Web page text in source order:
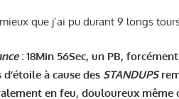
que j’ai pu durant 9 longs
: 18Min 56Sec, un PB,
à cause des STANDUPS
en feu, douloureux même